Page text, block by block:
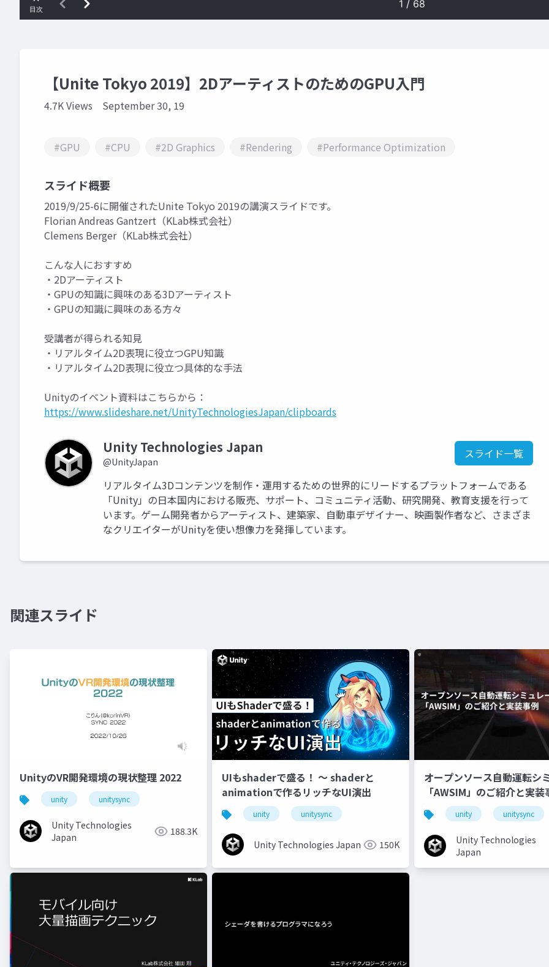
【Unite Tokyo 2019】2DアーティストのためのGPU入門
4.7K Views September 30, 19
#GPU #CPU #2D Graphics #Rendering #Performance Optimization
スライド概要
2019/9/25-6に開催されたUnite Tokyo 2019の講演スライドです。
Florian Andreas Gantzert（KLab株式会社）
Clemens Berger（KLab株式会社）
こんな人におすすめ
・2Dアーティスト
・GPUの知識に興味のある3Dアーティスト
・GPUの知識に興味のある方々
受講者が得られる知見
・リアルタイム2D表現に役立つGPU知識
・リアルタイム2D表現に役立つ具体的な手法
Unityのイベント資料はこちらから：
https://www.slideshare.net/UnityTechnologiesJapan/clipboards
Unity Technologies Japan
@UnityJapan
スライド一覧
リアルタイム3Dコンテンツを制作・運用するための世界的にリードするプラットフォームである
「Unity」の日本国内における販売、サポート、コミュニティ活動、研究開発、教育支援を行って
います。ゲーム開発者からアーティスト、建築家、自動車デザイナー、映画製作者など、さまざま
なクリエイターがUnityを使い想像力を発揮しています。
関連スライド
UnityのVR開発環境の現状整理 2022
unity unitysync
Unity Technologies
Japan
188.3K
UIもshaderで盛る！ 〜 shaderと
animationで作るリッチなUI演出
unity unitysync
Unity Technologies Japan 150K
オープンソース自動運転シ
「AWSIM」のご紹介と実装
unity unitysync
Unity Technologies
Japan